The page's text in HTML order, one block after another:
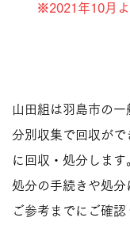
※2021年10月よ
山田組は羽島市の一
分別収集で回収が
に回収・処分します
処分の手続きや処分
ご参考までにご確認